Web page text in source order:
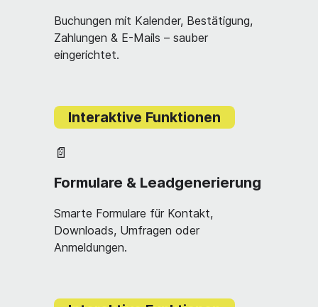
Buchungen mit Kalender, Bestätigung,
Zahlungen & E-Mails – sauber
eingerichtet.
Interaktive Funktionen
📄
Smarte Formulare für Kontakt,
Downloads, Umfragen oder
Anmeldungen.
Formulare & Leadgenerierung